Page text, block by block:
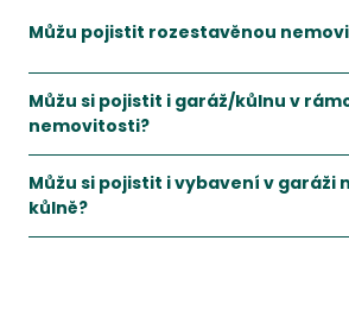
Můžu pojistit rozestavěnou
Můžu si pojistit i garáž/kůlnu v
nemovitosti?
Můžu si pojistit i vybavení v garáži
kůlně?